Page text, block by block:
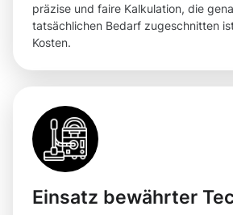
präzise und faire Kalkulation, die
tatsächlichen Bedarf zugeschnitten
Kosten.
Einsatz bewährter